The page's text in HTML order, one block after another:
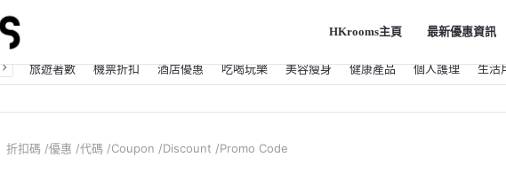
HKrooms主頁 最新優惠資訊
旅遊著數 機票折扣 酒店優惠 吃喝玩樂 美容瘦身 健康產品 個人護理 生活
折扣碼 /優惠 /代碼 /Coupon /Discount /Promo Code